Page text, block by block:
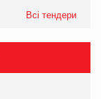
Всі тендери